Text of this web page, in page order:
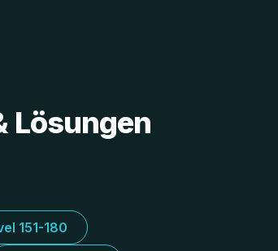
Lösungen
151-180